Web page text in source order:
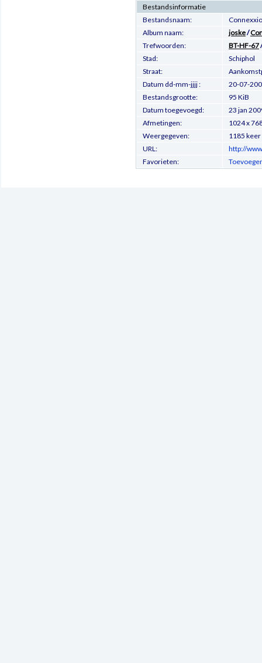
Bestandsinformatie
Bestandsnaam:
Album naam:
joske/
Trefwoorden:
BT-HF-67
Stad:
Schiphol
Straat:
Datum dd-mm-jjjj :
20-07-
Bestandsgrootte:
95 KiB
Datum toegevoegd:
23 jan
Afmetingen:
1024 x
Weergegeven:
1185 keer
URL:
http://
Favorieten: